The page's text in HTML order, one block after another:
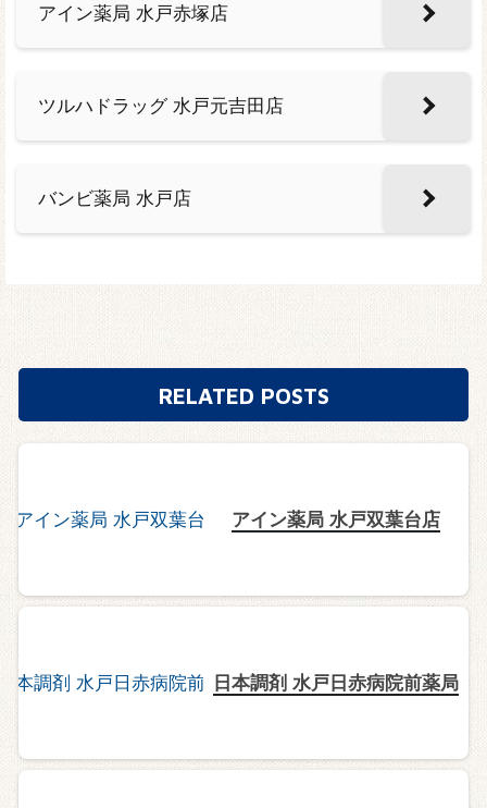
アイン薬局 水戸赤塚店
ツルハドラッグ 水戸元吉田店
バンビ薬局 水戸店
RELATED POSTS
アイン薬局 水戸双葉台店
日本調剤 水戸日赤病院前薬局